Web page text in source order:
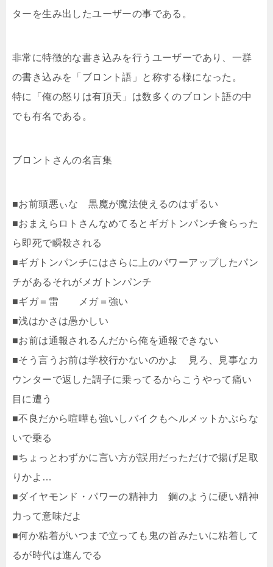
ターを生み出したユーザーの事である。
非常に特徴的な書き込みを行うユーザーであり、一群
の書き込みを「ブロント語」と称する様になった。
特に「俺の怒りは有頂天」は数多くのブロント語の中
でも有名である。
ブロントさんの名言集
■お前頭悪ぃな 黒魔が魔法使えるのはずるい
■おまえらロトさんなめてるとギガトンパンチ食らった
ら即死で瞬殺される
■ギガトンパンチにはさらに上のパワーアップしたパン
チがあるそれがメガトンパンチ
■ギガ＝雷 メガ＝強い
■浅はかさは愚かしい
■お前は通報されるんだから俺を通報できない
■そう言うお前は学校行かないのかよ 見ろ、見事なカ
ウンターで返した調子に乗ってるからこうやって痛い
目に遭う
■不良だから喧嘩も強いしバイクもヘルメットかぶらな
いで乗る
■ちょっとわずかに言い方が誤用だっただけで揚げ足取
りかよ…
■ダイヤモンド・パワーの精神力 鋼のように硬い精神
力って意味だよ
■何か粘着がいつまで立っても鬼の首みたいに粘着して
るが時代は進んでる